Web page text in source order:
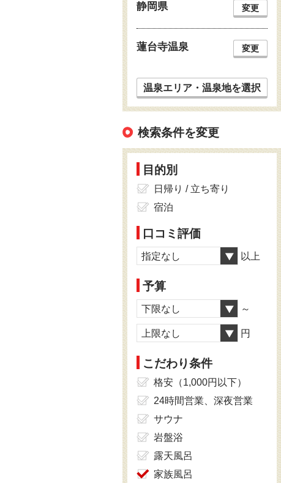
静岡県 変更
蓮台寺温泉 変更
温泉エリア・温泉地を選択
検索条件を変更
目的別
日帰り / 立ち寄り
宿泊
口コミ評価
指定なし 以上
予算
下限なし ～
上限なし 円
こだわり条件
格安（1,000円以下）
24時間営業、深夜営業
サウナ
岩盤浴
露天風呂
家族風呂